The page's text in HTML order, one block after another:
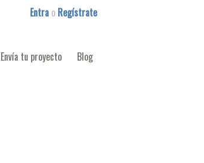
Entra o Regístrate
Envía tu proyecto Blog